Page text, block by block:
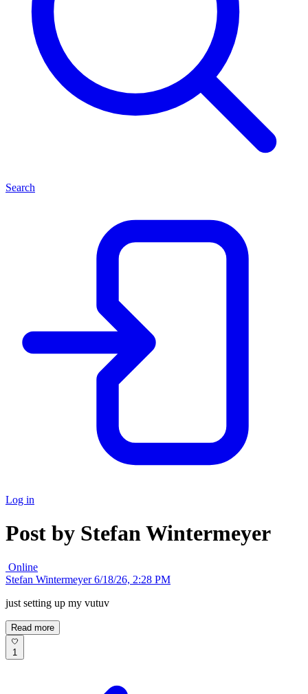
Search
Log in
Post by Stefan Wintermeyer
Online
Stefan Wintermeyer6/18/26, 2:28 PM
just setting up my vutuv
Read more
1